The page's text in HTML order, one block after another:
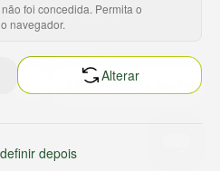
Política de reembolso
foi concedida. Permita o
navegador.
Alterar
depois